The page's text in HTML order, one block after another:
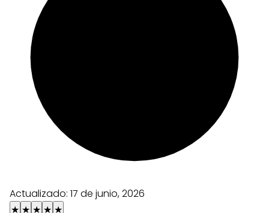
Actualizado: 17 de junio, 2026
★ ★ ★ ★ ★